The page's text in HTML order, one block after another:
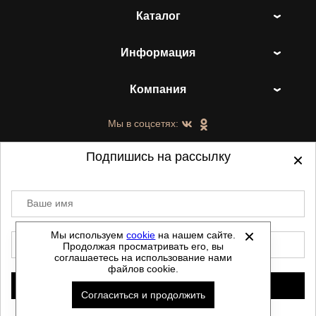
Каталог
Информация
Компания
Мы в соцсетях:
©2021-2026 - ShoesTown.ru - все права
защищены.
Данный сайт не является интернет магазином и
не является публичной офертой.
Политика обработки персональных данных
Автоматизировано -
Мы используемcookie на нашем сайте.
Продолжая просматривать его, вы
соглашаетесь на использование нами
файлов cookie.
Согласиться и продолжить
Подпишись на рассылку
Ваше имя